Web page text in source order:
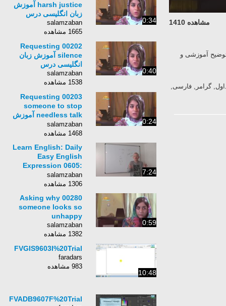
مشاهده 1410
آموزشی و
گرامر, فارسی,
0:34
harsh justice آموزش
زبان انگلیسی درس
salamzaban
1665 مشاهده
0:40
00202 Requesting
silence آموزش زبان
انگلیسی درس
salamzaban
1538 مشاهده
0:24
00203 Requesting
someone to stop
needless talk آموزش
زبان انگلیسی درس
salamzaban
1468 مشاهده
7:24
Learn English: Daily
Easy English
Expression 0605:
give him an inch and
he’ll take a mile
salamzaban
1306 مشاهده
0:59
00280 Asking why
someone looks so
unhappy
salamzaban
1382 مشاهده
10:48
FVGIS9603I%20Trial
faradars
983 مشاهده
FVADB9607F%20Trial